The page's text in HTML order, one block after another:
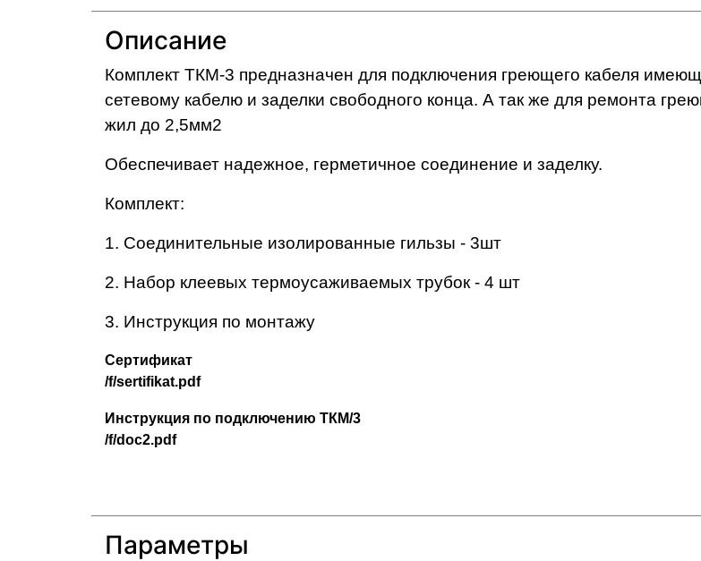
Описание
Комплект ТКМ-3 предназначен для подключения греющего кабеля
сетевому кабелю и заделки свободного конца. А так же для ремонта
жил до 2,5мм2
Обеспечивает надежное, герметичное соединение и заделку.
Комплект:
1. Соединительные изолированные гильзы - 3шт
2. Набор клеевых термоусаживаемых трубок - 4 шт
3. Инструкция по монтажу
Сертификат
Инструкция по подключению ТКМ/3
Параметры